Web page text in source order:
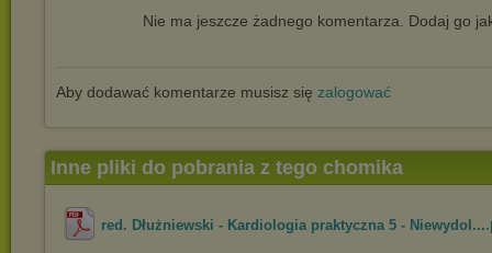
Nie ma jeszcze żadnego komentarza. Dodaj go
Aby dodawać komentarze musisz się zalogować
Inne pliki do pobrania z tego chomika
red. Dłużniewski - Kardiologia praktyczna 5 - Niewydol...